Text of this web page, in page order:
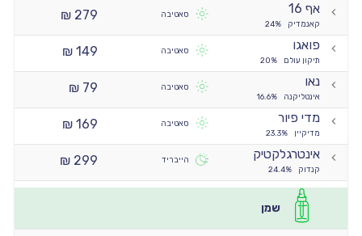
אף 16
קאנמדיק 24%
סאטיבה
279 ₪
פואגו
תיקון עולם 20%
סאטיבה
149 ₪
נאו
אינטליקנה 16.6%
סאטיבה
79 ₪
מדי פיור
מדיקיין 23.3%
סאטיבה
169 ₪
אינטרגלקטיק
קנדוק 24.4%
הייבריד 299 ₪
שמן